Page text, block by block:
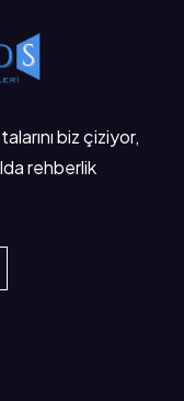
biz çiziyor,
rehberlik